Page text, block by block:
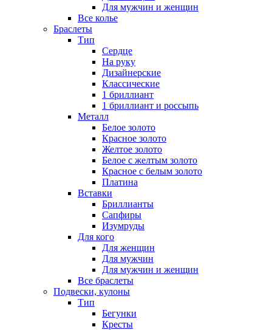
Для мужчин и женщин
Все колье
Браслеты
Тип
Сердце
На руку
Дизайнерские
Классические
1 бриллиант
1 бриллиант и россыпь
Металл
Белое золото
Красное золото
Желтое золото
Белое с желтым золото
Красное с белым золото
Платина
Вставки
Бриллианты
Сапфиры
Изумруды
Для кого
Для женщин
Для мужчин
Для мужчин и женщин
Все браслеты
Подвески, кулоны
Тип
Бегунки
Кресты